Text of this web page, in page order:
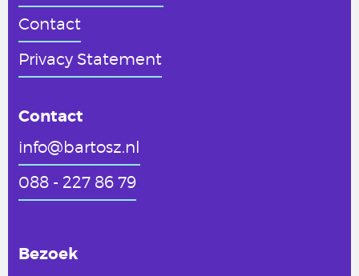
Contact
Privacy Statement
Contact
info@bartosz.nl
088 - 227 86 79
Bezoek